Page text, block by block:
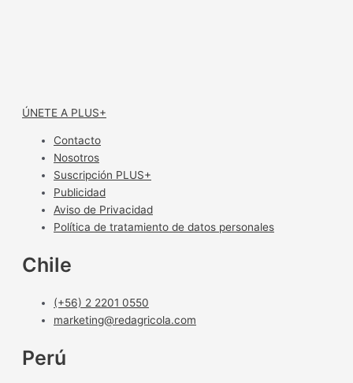
ÚNETE A PLUS+
Contacto
Nosotros
Suscripción PLUS+
Publicidad
Aviso de Privacidad
Política de tratamiento de datos personales
Chile
(+56) 2 2201 0550
marketing@redagricola.com
Perú